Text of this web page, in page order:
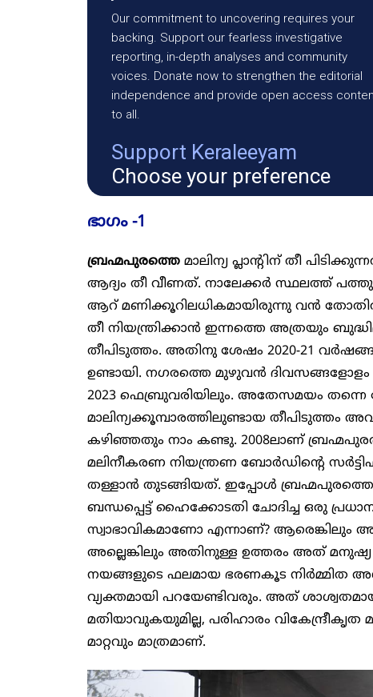
Our commitment to uncovering requires your
backing. Support our fearless investigative
reporting, in-depth analyses and community
voices. Donate now to strengthen the editorial
independence and provide open access
to all.
Support Keraleeyam
Choose your preference
ഭാ​ഗം -1
ബ്രഹ്മപുരത്തെ മാലിന്യ പ്ലാന്റിന് തീ
ആദ്യം തീ വീണത്. നാലേക്കർ സ്ഥലത്ത്
ആറ് മണിക്കൂറിലധികമായിരുന്നു വൻ
തീ നിയന്ത്രിക്കാൻ ഇന്നത്തെ അത്രയും
തീപിടുത്തം. അതിനു ശേഷം 2020-21
ഉണ്ടായി. നഗരത്തെ മുഴുവൻ
2023 ഫെബ്രുവരിയിലും. അതേസമയം തന്നെ
മാലിന്യക്കൂമ്പാരത്തിലുണ്ടായ തീപിടുത്തം
കഴിഞ്ഞതും നാം കണ്ടു. 2008ലാണ്
മലിനീകരണ നിയന്ത്രണ ബോർഡിന്റെ
തള്ളാൻ തുടങ്ങിയത്. ഇപ്പോൾ ബ്രഹ്മപുരത്തെ
ബന്ധപ്പെട്ട് ഹൈക്കോടതി ചോദിച്ച ഒരു
സ്വാഭാവികമാണോ എന്നാണ്? ആരെങ്കിലും
അല്ലെങ്കിലും അതിനുള്ള ഉത്തരം അത്
നയങ്ങളുടെ ഫലമായ ഭരണകൂട നിർമ്മിത
വ്യക്തമായി പറയേണ്ടിവരും. അത്
മതിയാവുകയുമില്ല, പരിഹാരം
മാറ്റവും മാത്രമാണ്.